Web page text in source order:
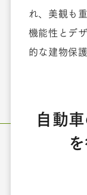
れ、美観も
機能性とデ
的な建物保
自動